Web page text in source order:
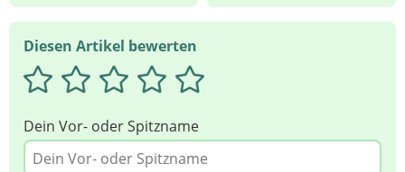
Diesen Artikel bewerten
Dein Vor- oder Spitzname